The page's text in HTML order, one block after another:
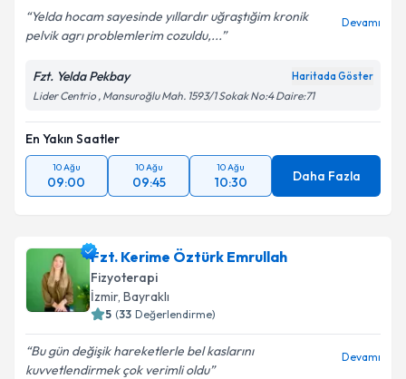
Yelda hocam sayesinde yıllardır uğraştığim kronik
pelvik agrı problemlerim cozuldu,...
Devamı
Fzt. Yelda Pekbay Haritada Göster
Lider Centrio , Mansuroğlu Mah. 1593/1 Sokak No:4 Daire:71
En Yakın Saatler
10 Ağu
09:00
10 Ağu
09:45
10 Ağu
10:30 Daha Fazla
Fzt. Kerime Öztürk Emrullah
Fizyoterapi
İzmir, Bayraklı
5 (33 Değerlendirme)
Bu gün değişik hareketlerle bel kaslarını
kuvvetlendirmek çok verimli oldu
Devamı